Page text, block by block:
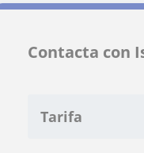
Contacta con
Tarifa